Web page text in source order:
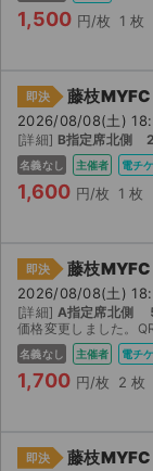
ご利用ガイド
AIに質問する
よくある質問
1,500 円/枚 1 枚
即決 藤枝
2026/08/08(土)
[詳細] B指定席北側
名義なし 主催者 電チケ
1,600 円/枚 1 枚
即決 藤枝
2026/08/08(土)
[詳細] A指定席北側
価格変更しました。
名義なし 主催者 電チケ
1,700 円/枚 2 枚
即決 藤枝